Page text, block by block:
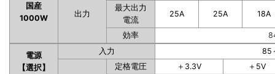
国産
1000W
出力
最大出力
電流
25A 25A 18A
効率
電源
【選択】
入力 85
定格電圧 ＋3.3V
＋5V